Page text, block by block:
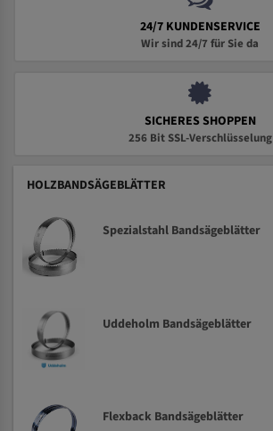
24/7 KUNDENSERVICE
Wir sind 24/7 für Sie da
SICHERES SHOPPEN
256 Bit SSL-Verschlüsselung
HOLZBANDSÄGEBLÄTTER
Spezialstahl Bandsägeblätter
Uddeholm Bandsägeblätter
Flexback Bandsägeblätter